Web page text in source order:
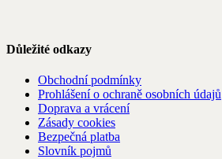
Důležité odkazy
Obchodní podmínky
Prohlášení o ochraně osobních údajů
Doprava a vrácení
Zásady cookies
Bezpečná platba
Slovník pojmů